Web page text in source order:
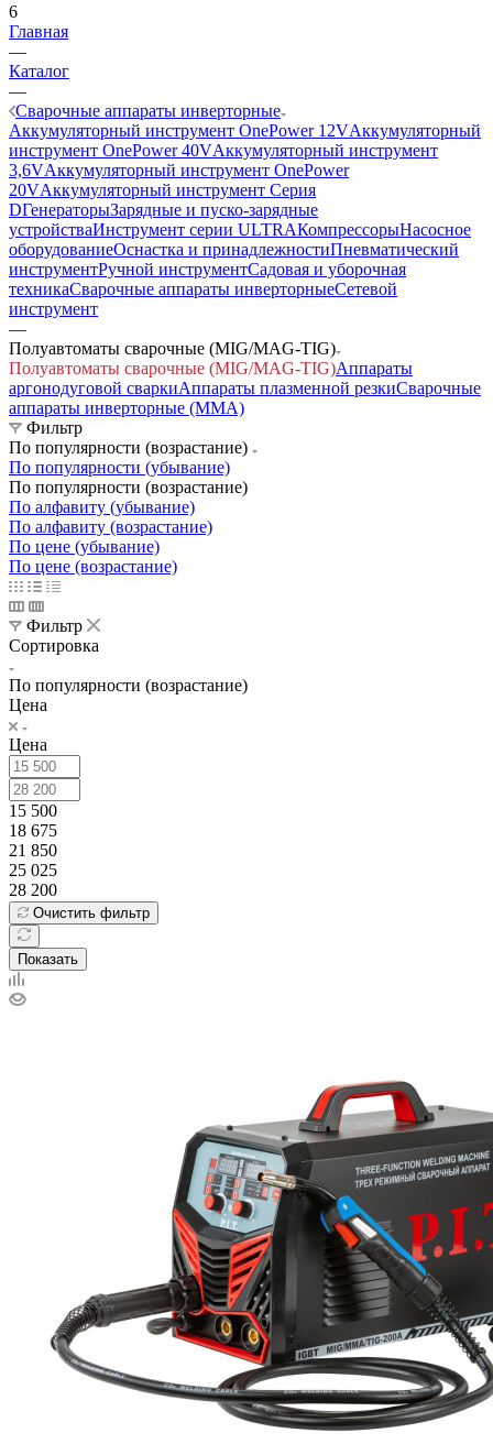
6
Главная
—
Каталог
—
Сварочные аппараты инверторные
Аккумуляторный инструмент OnePower 12VАккумуляторный
инструмент OnePower 40VАккумуляторный инструмент
3,6VАккумуляторный инструмент OnePower
20VАккумуляторный инструмент Серия
DГенераторыЗарядные и пуско-зарядные
устройстваИнструмент серии ULTRAКомпрессорыНасосное
оборудованиеОснастка и принадлежностиПневматический
инструментРучной инструментСадовая и уборочная
техникаСварочные аппараты инверторныеСетевой
инструмент
—
Полуавтоматы сварочные (MIG/MAG-TIG)
Полуавтоматы сварочные (MIG/MAG-TIG)Аппараты
аргонодуговой сваркиАппараты плазменной резкиСварочные
аппараты инверторные (ММА)
Фильтр
По популярности (возрастание)
По популярности (убывание)
По популярности (возрастание)
По алфавиту (убывание)
По алфавиту (возрастание)
По цене (убывание)
По цене (возрастание)
Фильтр
Сортировка
По популярности (возрастание)
Цена
Цена
15 500
18 675
21 850
25 025
28 200
Очистить фильтр
Показать